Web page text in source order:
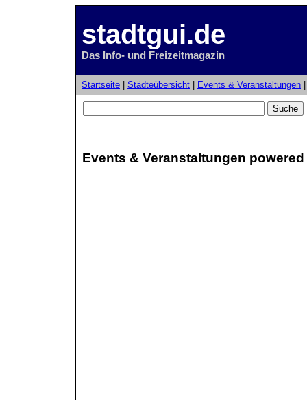
stadtgui.de
Das Info- und Freizeitmagazin
Startseite Städteübersicht Events & Veranstaltungen
Events & Veranstaltungen